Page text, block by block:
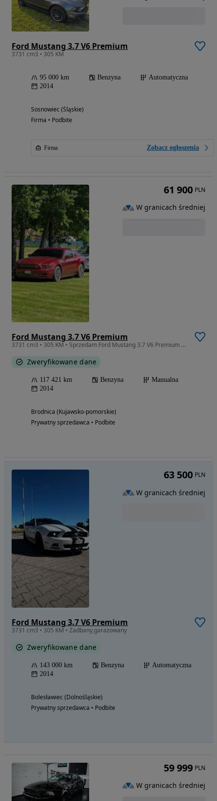
Ford Mustang 3.7 V6 Premium
3731 cm3 • 305 KM
95 000 km Benzyna
Automatyczna
2014
Sosnowiec (Śląskie)
Firma • Podbite
Firma Zobacz ogłoszenia
Ford Mustang 3.7 V6 Premium
3731 cm3 • 305 KM • Sprzedam Ford Mustang 3.7 V6 Premium 2014r 118tyś przebieg. Świeżo spr
Zweryfikowane dane
117 421 km Benzyna
Manualna
2014
Brodnica (Kujawsko-pomorskie)
Prywatny sprzedawca • Podbite
61 900 PLN
W granicach średniej
Ford Mustang 3.7 V6 Premium
3731 cm3 • 305 KM • Zadbany,garażowany
Zweryfikowane dane
143 000 km Benzyna
Automatyczna
2014
Bolesławiec (Dolnośląskie)
Prywatny sprzedawca • Podbite
63 500 PLN
W granicach średniej
59 999 PLN
W granicach średniej